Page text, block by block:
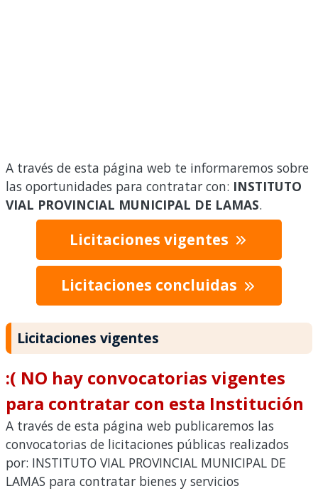
A través de esta página web te informaremos sobre
las oportunidades para contratar con: INSTITUTO
VIAL PROVINCIAL MUNICIPAL DE LAMAS.
Licitaciones vigentes
Licitaciones concluidas
Licitaciones vigentes
:( NO hay convocatorias vigentes
para contratar con esta Institución
A través de esta página web publicaremos las
convocatorias de licitaciones públicas realizados
por: INSTITUTO VIAL PROVINCIAL MUNICIPAL DE
LAMAS para contratar bienes y servicios